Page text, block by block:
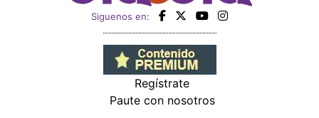
Siguenos en:
Regístrate
Paute con nosotros